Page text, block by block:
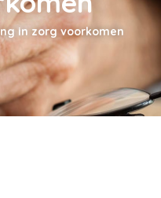
in zorg voorkomen